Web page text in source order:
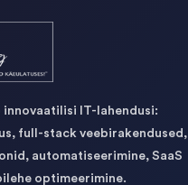
IT-lahendusi:
full-stack veebirakendused,
automatiseerimine, SaaS
optimeerimine.